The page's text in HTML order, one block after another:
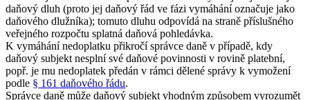
daňový dluh (proto jej daňový řád ve fázi vymáhání označuje jako
daňového dlužníka); tomuto dluhu odpovídá na straně příslušného
veřejného rozpočtu splatná daňová pohledávka.
K vymáhání nedoplatku přikročí správce daně v případě, kdy
daňový subjekt nesplní své daňové povinnosti v rovině platební,
popř. je mu nedoplatek předán v rámci dělené správy k vymožení
podle § 161 daňového řádu.
Správce daně může daňový subjekt vhodným způsobem vyrozumět